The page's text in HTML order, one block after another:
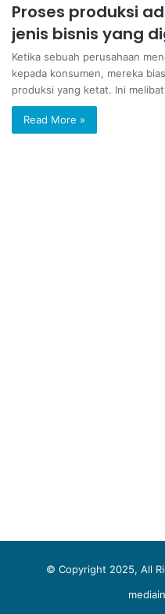
Proses produksi
jenis bisnis yang
Ketika sebuah perusahaan
kepada konsumen, mereka
produksi yang ketat. Ini
Read More »
© Copyright 2025, All